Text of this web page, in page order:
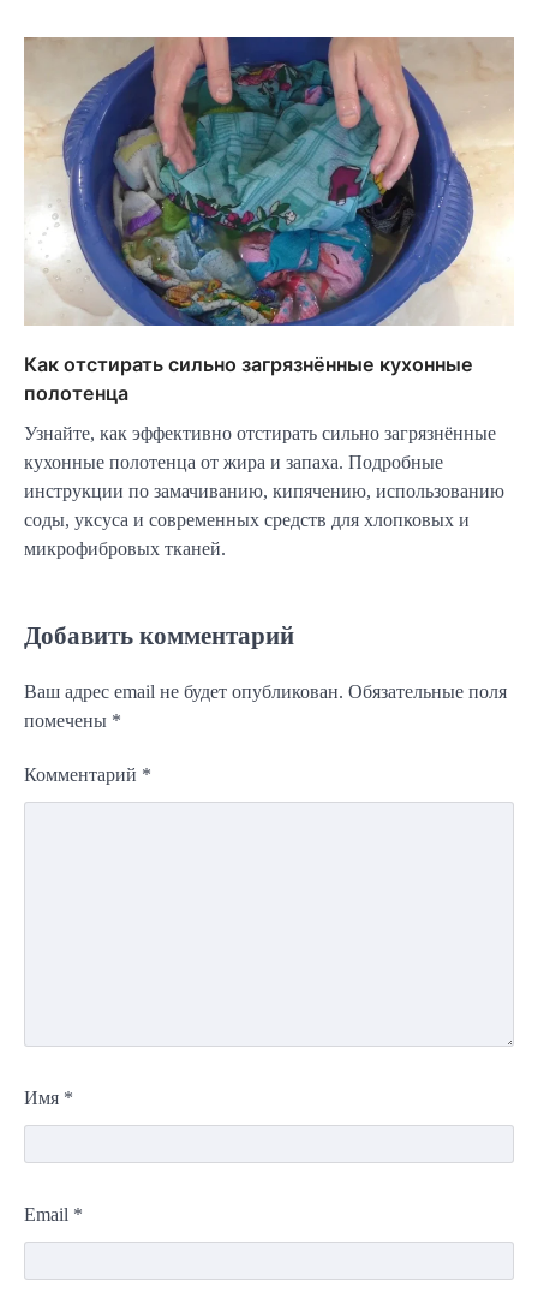
Как отстирать сильно загрязнённые кухонные
полотенца
Узнайте, как эффективно отстирать сильно загрязнённые
кухонные полотенца от жира и запаха. Подробные
инструкции по замачиванию, кипячению, использованию
соды, уксуса и современных средств для хлопковых и
микрофибровых тканей.
Добавить комментарий
Ваш адрес email не будет опубликован. Обязательные поля
помечены *
Комментарий *
Имя *
Email *